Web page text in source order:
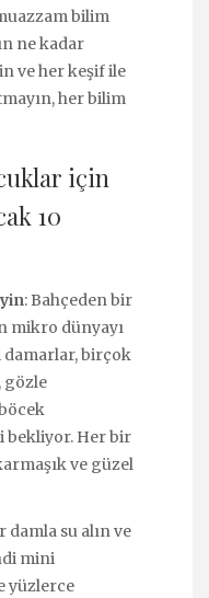
bilim
ne kadar
ve her keşif ile
her bilim
için
10
: Bahçeden bir
mikro dünyayı
damarlar, birçok
gözle
bekliyor. Her bir
ve güzel
damla su alın ve
mini
yüzlerce